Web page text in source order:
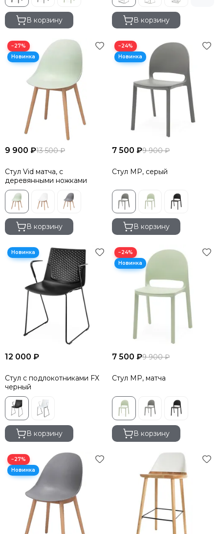
В корзину В корзину
−27%
9 900 ₽13 500 ₽
Стул Vid матча, с
деревянными ножками
В корзину
−24%
7 500 ₽9 900 ₽
Стул MP, серый
В корзину
12 000 ₽
Стул с подлокотниками FX
черный
В корзину
−24%
7 500 ₽9 900 ₽
Стул MP, матча
В корзину
−27%